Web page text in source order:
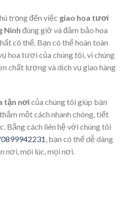
trọng đến việc giao hoa tươi
Ninh đúng giờ và đảm bảo hoa
có thể. Bạn có thể hoàn toàn
hoa tươi của chúng tôi, vì chúng
chất lượng và dịch vụ giao hàng
tận nơicủa chúng tôi giúp bạn
một cách nhanh chóng, tiết
Bằng cách liên hệ với chúng tôi
, bạn có thể dễ dàng
nơi, mọi lúc, mọi nơi.